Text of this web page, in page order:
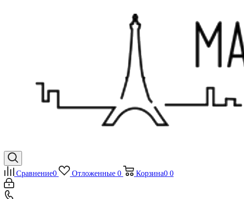
Сравнение0 Отложенные 0 Корзина0 0